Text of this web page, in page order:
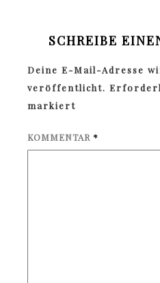
SCHREIBE
Deine E-Mail-Adresse
veröffentlicht.
markiert
KOMMENTAR *